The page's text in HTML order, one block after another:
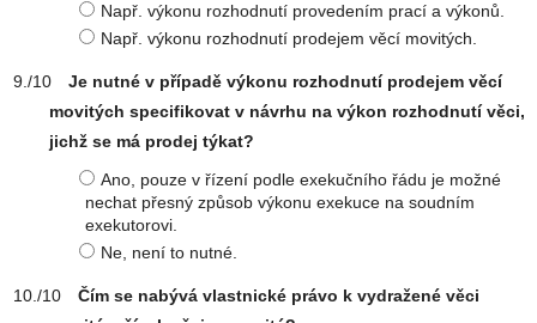
Např. výkonu rozhodnutí provedením prací a výkonů.
Např. výkonu rozhodnutí prodejem věcí movitých.
Je nutné v případě výkonu rozhodnutí prodejem věcí
movitých specifikovat v návrhu na výkon rozhodnutí věci,
jichž se má prodej týkat?
Ano, pouze v řízení podle exekučního řádu je možné
nechat přesný způsob výkonu exekuce na soudním
exekutorovi.
Ne, není to nutné.
Čím se nabývá vlastnické právo k vydražené věci